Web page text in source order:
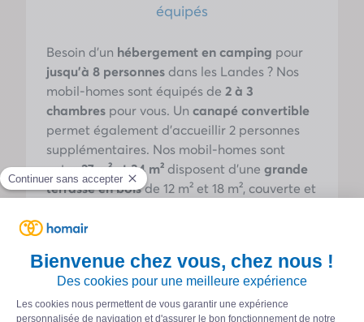
équipés
Besoin d’un hébergement en camping pour
jusqu’à 8 personnesdans les Landes ? Nos
mobil-homes sont équipés de 2 à 3
chambres pour vous. Un canapé convertible
permet également d’accueillir 2 personnes
supplémentaires. Nos mobil-homes sont
entre27 m² et 34 m²disposent d’une grande
terrasse en boisde 12 m² et 18 m², couverte et
chiliennes, un
extérieur. À l’intérieur, vous trouverez un
salon/salle à manger avec un coin cuisine,
une salle de bain et des toilettes séparées.